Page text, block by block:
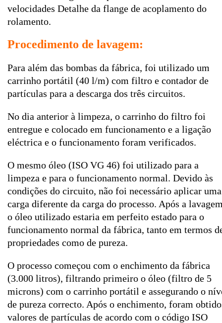
velocidades Detalhe da flange de acoplamento do
rolamento.
Procedimento de lavagem:
Para além das bombas da fábrica, foi utilizado um
carrinho portátil (40 l/m) com filtro e contador de
partículas para a descarga dos três circuitos.
No dia anterior à limpeza, o carrinho do filtro foi
entregue e colocado em funcionamento e a ligação
eléctrica e o funcionamento foram verificados.
O mesmo óleo (ISO VG 46) foi utilizado para a
limpeza e para o funcionamento normal. Devido às
condições do circuito, não foi necessário aplicar uma
carga diferente da carga do processo. Após a
o óleo utilizado estaria em perfeito estado para o
funcionamento normal da fábrica, tanto em termos
propriedades como de pureza.
O processo começou com o enchimento da fábrica
(3.000 litros), filtrando primeiro o óleo (filtro de 5
microns) com o carrinho portátil e assegurando o
de pureza correcto. Após o enchimento, foram
valores de partículas de acordo com o código ISO